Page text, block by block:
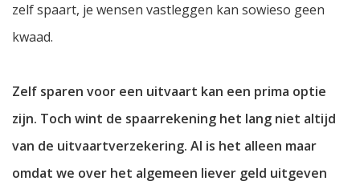
zelf spaart, je wensen vastleggen kan sowieso geen
kwaad.
Zelf sparen voor een uitvaart kan een prima optie
zijn. Toch wint de spaarrekening het lang niet altijd
van de uitvaartverzekering. Al is het alleen maar
omdat we over het algemeen liever geld uitgeven